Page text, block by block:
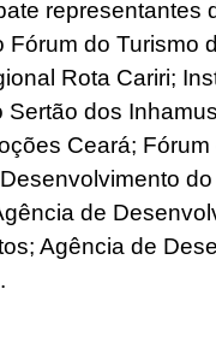
representantes
do Turismo
Rota Cariri;
dos
Ceará; Fórum
de
Agência de